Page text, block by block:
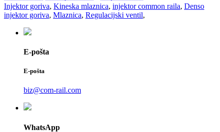
Injektor goriva, Kineska mlaznica, injektor common raila, Denso
injektor goriva, Mlaznica, Regulacijski ventil,
E-pošta
E-pošta
biz@com-rail.com
WhatsApp